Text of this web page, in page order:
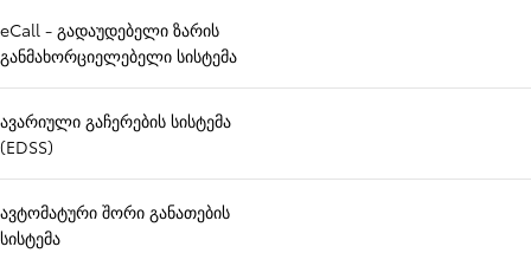
eCall - გადაუდებელი ზარის
განმახორციელებელი სისტემა
ავარიული გაჩერების სისტემა
(EDSS)
ავტომატური შორი განათების
სისტემა